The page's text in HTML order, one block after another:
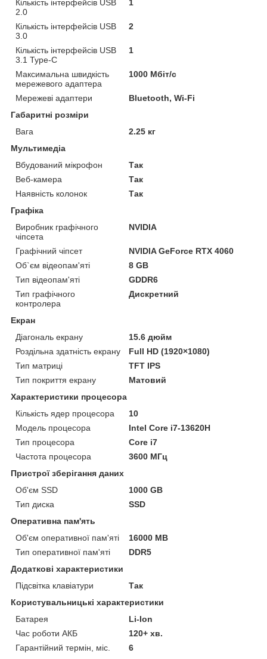
Кількість інтерфейсів USB
2.0
1
Кількість інтерфейсів USB
3.0
2
Кількість інтерфейсів USB
3.1 Type-C
1
Максимальна швидкість
мережевого адаптера
1000 Мбіт/с
Мережеві адаптери
Bluetooth, Wi-Fi
Габаритні розміри
Вага
2.25 кг
Мультимедіа
Вбудований мікрофон
Так
Веб-камера
Так
Наявність колонок
Так
Графіка
Виробник графічного
чіпсета
NVIDIA
Графічний чіпсет
NVIDIA GeForce RTX 4060
Об`єм відеопам'яті
8 GB
Тип відеопам'яті
GDDR6
Тип графічного
контролера
Дискретний
Екран
Діагональ екрану
15.6 дюйм
Роздільна здатність екрану
Full HD (1920×1080)
Тип матриці
TFT IPS
Тип покриття екрану
Матовий
Характеристики процесора
Кількість ядер процесора
10
Модель процесора
Intel Core i7-13620H
Тип процесора
Core i7
Частота процесора
3600 МГц
Пристрої зберігання даних
Об'єм SSD
1000 GB
Тип диска
SSD
Оперативна пам'ять
Об'єм оперативної пам'яті
16000 MB
Тип оперативної пам'яті
DDR5
Додаткові характеристики
Підсвітка клавіатури
Так
Користувальницькі характеристики
Батарея
Li-Ion
Час роботи АКБ
120+ хв.
Гарантійний термін, міс.
6